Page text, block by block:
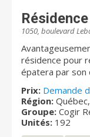
1050, boulevard
résidence pour
épatera par son
supérieure et
Pour les
sentiers de
Prix: Demande
Région:
Groupe: Cogir
Unités: 192